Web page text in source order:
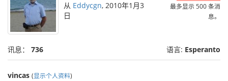
最多显示 500 条消
息。
从 Eddycgn, 2010年1月3
日
讯息： 736 语言: Esperanto
vincas (显示个人资料)